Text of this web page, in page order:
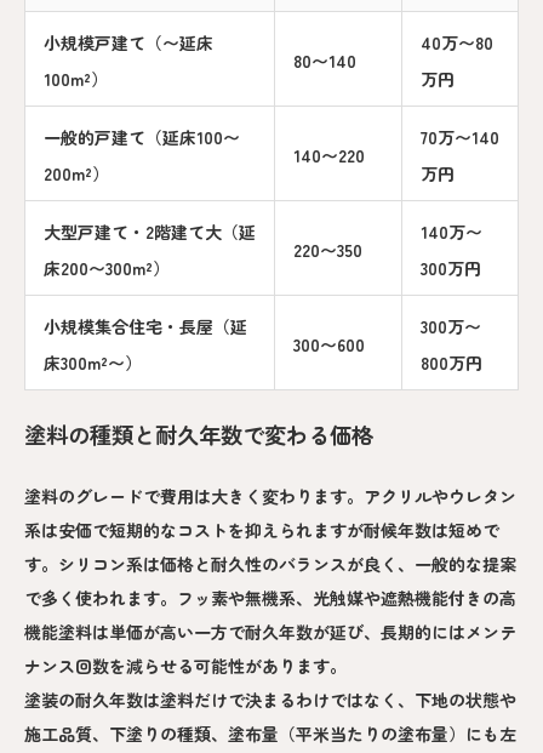
小規模戸建て（〜延床
100m²）
80〜140
40万〜80
万円
一般的戸建て（延床100〜
200m²）
140〜220
70万〜140
万円
大型戸建て・2階建て大（延
床200〜300m²）
220〜350
140万〜
300万円
小規模集合住宅・長屋（延
床300m²〜）
300〜600
300万〜
800万円
塗料の種類と耐久年数で変わる価格
塗料のグレードで費用は大きく変わります。アクリルやウレタン
系は安価で短期的なコストを抑えられますが耐候年数は短めで
す。シリコン系は価格と耐久性のバランスが良く、一般的な提案
で多く使われます。フッ素や無機系、光触媒や遮熱機能付きの高
機能塗料は単価が高い一方で耐久年数が延び、長期的にはメンテ
ナンス回数を減らせる可能性があります。
塗装の耐久年数は塗料だけで決まるわけではなく、下地の状態や
施工品質、下塗りの種類、塗布量（平米当たりの塗布量）にも左